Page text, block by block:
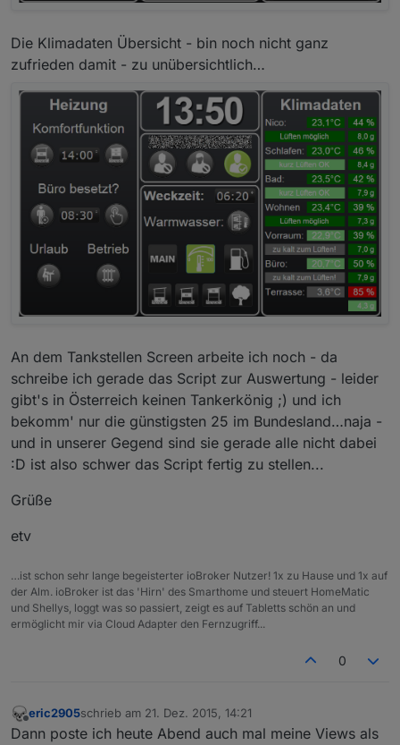
Die Klimadaten Übersicht - bin noch nicht ganz
zufrieden damit - zu unübersichtlich…
An dem Tankstellen Screen arbeite ich noch - da
schreibe ich gerade das Script zur Auswertung - leider
gibt's in Österreich keinen Tankerkönig ;) und ich
bekomm' nur die günstigsten 25 im Bundesland…naja -
und in unserer Gegend sind sie gerade alle nicht dabei
:D ist also schwer das Script fertig zu stellen...
Grüße
etv
…ist schon sehr lange begeisterter ioBroker Nutzer! 1x zu Hause und 1x auf
der Alm. ioBroker ist das 'Hirn' des Smarthome und steuert HomeMatic
und Shellys, loggt was so passiert, zeigt es auf Tabletts schön an und
ermöglicht mir via Cloud Adapter den Fernzugriff...
0
eric2905schrieb am 21. Dez. 2015, 14:21
zuletzt editiert von
Dann poste ich heute Abend auch mal meine Views als